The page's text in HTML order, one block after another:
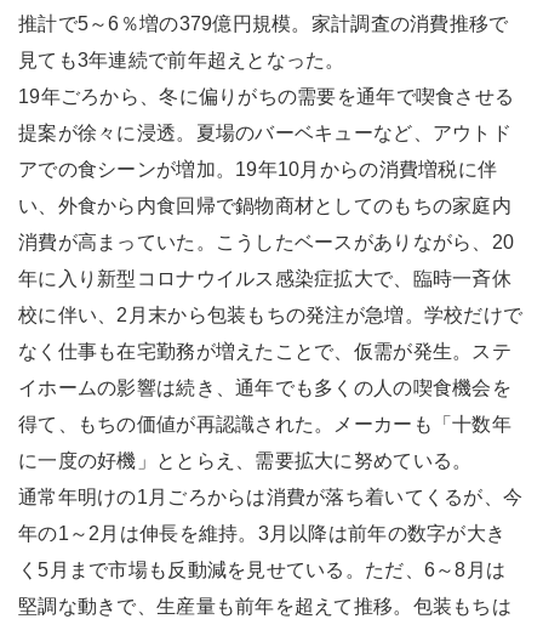
推計で5～6％増の379億円規模。家計調査の消費推移で
見ても3年連続で前年超えとなった。
19年ごろから、冬に偏りがちの需要を通年で喫食させる
提案が徐々に浸透。夏場のバーベキューなど、アウトド
アでの食シーンが増加。19年10月からの消費増税に伴
い、外食から内食回帰で鍋物商材としてのもちの家庭内
消費が高まっていた。こうしたベースがありながら、20
年に入り新型コロナウイルス感染症拡大で、臨時一斉休
校に伴い、2月末から包装もちの発注が急増。学校だけで
なく仕事も在宅勤務が増えたことで、仮需が発生。ステ
イホームの影響は続き、通年でも多くの人の喫食機会を
得て、もちの価値が再認識された。メーカーも「十数年
に一度の好機」ととらえ、需要拡大に努めている。
通常年明けの1月ごろからは消費が落ち着いてくるが、今
年の1～2月は伸長を維持。3月以降は前年の数字が大き
く5月まで市場も反動減を見せている。ただ、6～8月は
堅調な動きで、生産量も前年を超えて推移。包装もちは